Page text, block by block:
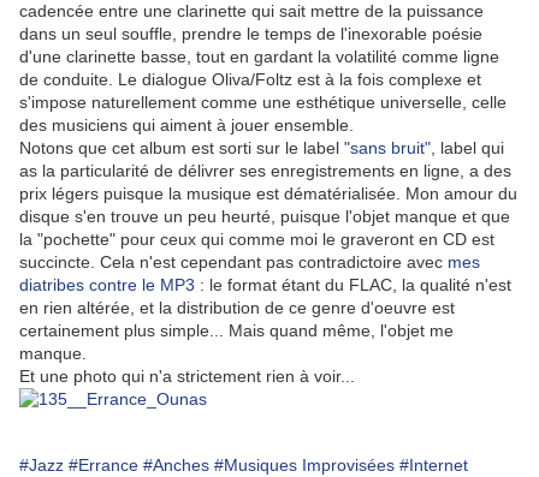
cadencée entre une clarinette qui sait mettre de la puissance
dans un seul souffle, prendre le temps de l'inexorable poésie
d'une clarinette basse, tout en gardant la volatilité comme ligne
de conduite. Le dialogue Oliva/Foltz est à la fois complexe et
s'impose naturellement comme une esthétique universelle, celle
des musiciens qui aiment à jouer ensemble.
Notons que cet album est sorti sur le label "sans bruit" , label qui
as la particularité de délivrer ses enregistrements en ligne, a des
prix légers puisque la musique est dématérialisée. Mon amour du
disque s'en trouve un peu heurté, puisque l'objet manque et que
la "pochette" pour ceux qui comme moi le graveront en CD est
succincte. Cela n'est cependant pas contradictoire avec mes
diatribes contre le MP3 : le format étant du FLAC, la qualité n'est
en rien altérée, et la distribution de ce genre d'oeuvre est
certainement plus simple... Mais quand même, l'objet me
manque.
Et une photo qui n'a strictement rien à voir...
#Jazz #Errance #Anches #Musiques Improvisées #Internet